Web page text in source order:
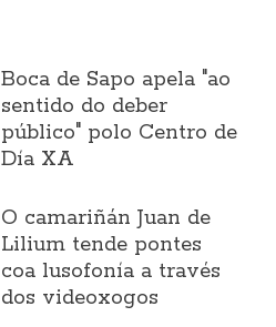
Boca de Sapo apela "ao
sentido do deber
público" polo Centro de
Día XA
O camariñán Juan de
Lilium tende pontes
coa lusofonía a través
dos videoxogos